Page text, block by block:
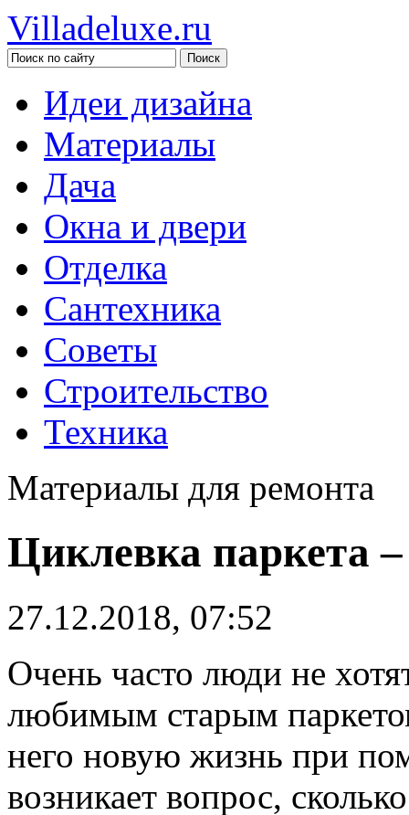
Villadeluxe.ru
Идеи дизайна
Материалы
Дача
Окна и двери
Отделка
Сантехника
Советы
Строительство
Техника
Материалы для ремонта
Циклевка паркета
27.12.2018, 07:52
Очень часто люди не
любимым старым
него новую жизнь при
возникает вопрос,